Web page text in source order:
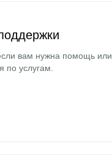
вам нужна помощь или
по услугам.